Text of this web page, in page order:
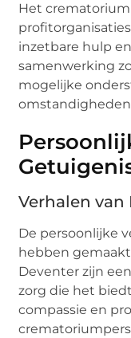
Het
inzetbare hulp
samenwerking
mogelijke
Verhalen van
De persoonlijke
hebben
Deventer zijn
zorg die het
compassie en